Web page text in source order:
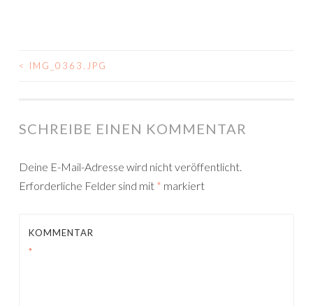
BEITRAGSNAVIGATION
< IMG_0363.JPG
SCHREIBE EINEN KOMMENTAR
Deine E-Mail-Adresse wird nicht veröffentlicht.
Erforderliche Felder sind mit * markiert
KOMMENTAR
*